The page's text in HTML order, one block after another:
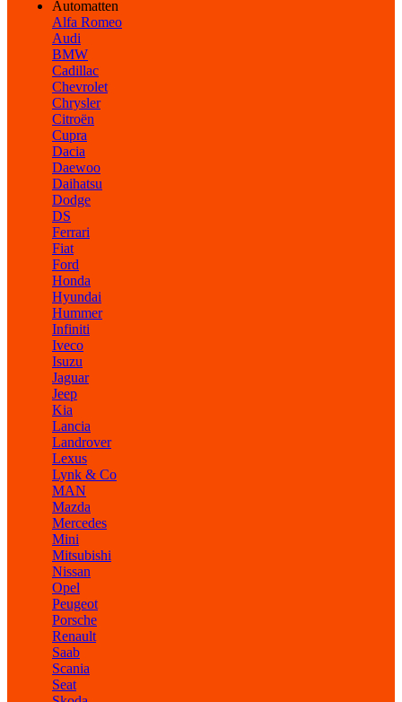
Automatten
Alfa Romeo
Audi
BMW
Cadillac
Chevrolet
Chrysler
Citroën
Cupra
Dacia
Daewoo
Daihatsu
Dodge
DS
Ferrari
Fiat
Ford
Honda
Hyundai
Hummer
Infiniti
Iveco
Isuzu
Jaguar
Jeep
Kia
Lancia
Landrover
Lexus
Lynk & Co
MAN
Mazda
Mercedes
Mini
Mitsubishi
Nissan
Opel
Peugeot
Porsche
Renault
Saab
Scania
Seat